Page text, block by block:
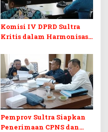
Komisi IV DPRD Sultra
Kritis dalam Harmonisasi
Perubahan APBD 2026
Pemprov Sultra Siapkan
Penerimaan CPNS dan